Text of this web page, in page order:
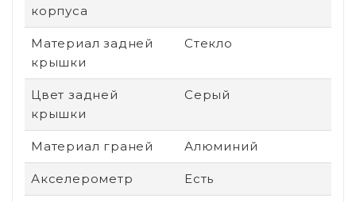
корпуса
Материал задней
крышки
Стекло
Цвет задней
крышки
Серый
Материал граней Алюминий
Акселерометр Есть